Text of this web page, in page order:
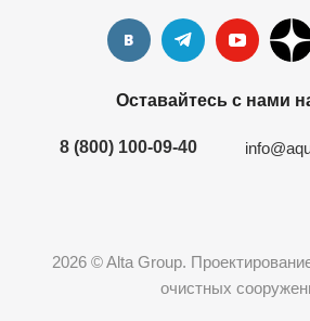
Оставайтесь с нами
8 (800) 100-09-40
2026 © Alta Group.
очистных